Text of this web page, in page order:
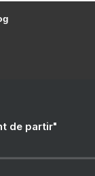
de partir"